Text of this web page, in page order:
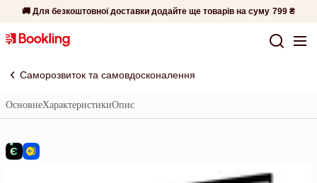
🚚 Для безкоштовної доставки додайте ще товарів на суму 799 ₴
Саморозвиток та самовдосконалення
ОсновнеХарактеристикиОпис